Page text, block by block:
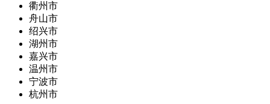
衢州市
舟山市
绍兴市
湖州市
嘉兴市
温州市
宁波市
杭州市